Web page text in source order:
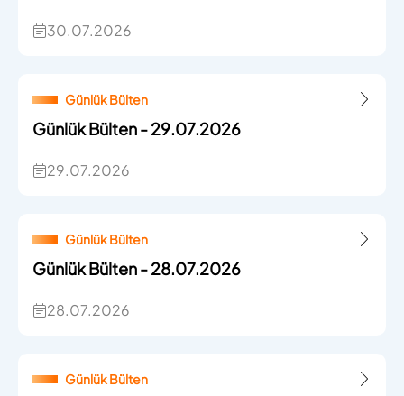
30.07.2026
Günlük Bülten
Günlük Bülten - 29.07.2026
29.07.2026
Günlük Bülten
Günlük Bülten - 28.07.2026
28.07.2026
Günlük Bülten